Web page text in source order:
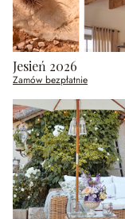
Jesień 2026
Zamów bezpłatnie